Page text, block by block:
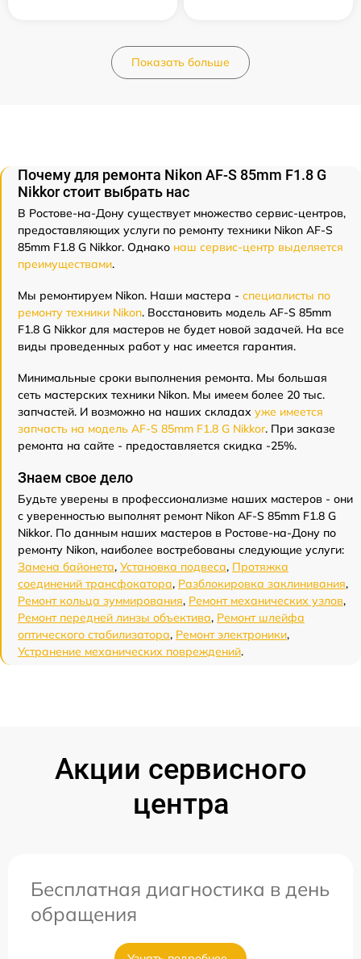
Показать больше
Почему для ремонта Nikon AF-S 85mm F1.8 G
Nikkor стоит выбрать нас
В Ростове-на-Дону существует множество сервис-центров,
предоставляющих услуги по ремонту техники Nikon AF-S
85mm F1.8 G Nikkor. Однако наш сервис-центр выделяется
преимуществами.
Мы ремонтируем Nikon. Наши мастера - специалисты по
ремонту техники Nikon. Восстановить модель AF-S 85mm
F1.8 G Nikkor для мастеров не будет новой задачей. На все
виды проведенных работ у нас имеется гарантия.
Минимальные сроки выполнения ремонта. Мы большая
сеть мастерских техники Nikon. Мы имеем более 20 тыс.
запчастей. И возможно на наших складах уже имеется
запчасть на модель AF-S 85mm F1.8 G Nikkor. При заказе
ремонта на сайте - предоставляется скидка -25%.
Знаем свое дело
Будьте уверены в профессионализме наших мастеров - они
с уверенностью выполнят ремонт Nikon AF-S 85mm F1.8 G
Nikkor. По данным наших мастеров в Ростове-на-Дону по
ремонту Nikon, наиболее востребованы следующие услуги:
Замена байонета, Установка подвеса, Протяжка
соединений трансфокатора, Разблокировка заклинивания,
Ремонт кольца зуммирования, Ремонт механических узлов,
Ремонт передней линзы объектива, Ремонт шлейфа
оптического стабилизатора, Ремонт электроники,
Устранение механических повреждений.
Акции сервисного
центра
Бесплатная диагностика в день
обращения